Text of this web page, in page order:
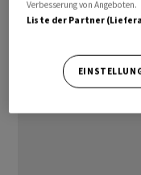
beträgt allerdings
Verbesserung von Angeboten.
Liste der Partner